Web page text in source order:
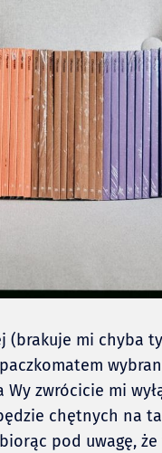
(brakuje mi chyba
Wy zwrócicie mi
chętnych na
pod uwagę, że